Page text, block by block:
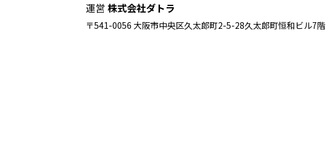
運営 株式会社ダトラ
〒541-0056 大阪市中央区久太郎町2-5-28久太郎町恒和ビル7階